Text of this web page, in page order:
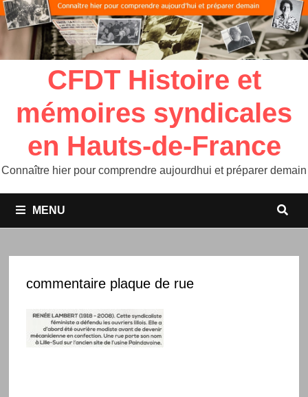
CFDT Histoire et
mémoires syndicales
en Hauts-de-France
Connaître hier pour comprendre aujourdhui et préparer demain
MENU
commentaire plaque de rue